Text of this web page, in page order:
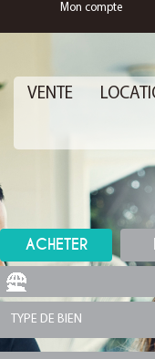
Mon compte
VENTE
ACHETER
TYPE DE BIEN